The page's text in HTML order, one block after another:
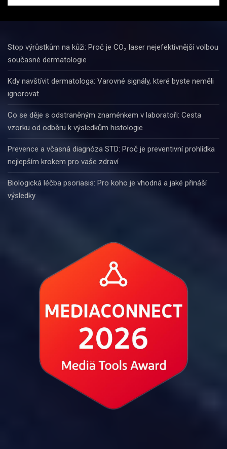
Stop výrůstkům na kůži: Proč je CO₂ laser nejefektivnější volbou
současné dermatologie
Kdy navštívit dermatologa: Varovné signály, které byste neměli
ignorovat
Co se děje s odstraněným znaménkem v laboratoři: Cesta
vzorku od odběru k výsledkům histologie
Prevence a včasná diagnóza STD: Proč je preventivní prohlídka
nejlepším krokem pro vaše zdraví
Biologická léčba psoriasis: Pro koho je vhodná a jaké přináší
výsledky